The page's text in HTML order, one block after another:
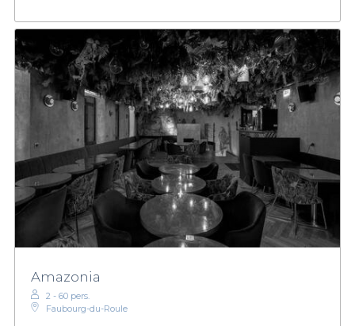
Amazonia
2 - 60 pers.
Faubourg-du-Roule